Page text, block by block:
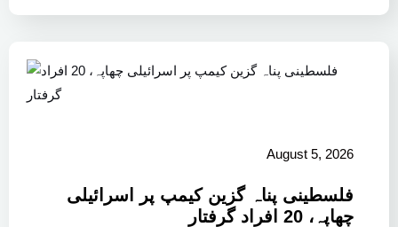
August 5, 2026
فلسطینی پناہ گزین کیمپ پر اسرائیلی
چھاپہ، 20 افراد گرفتار